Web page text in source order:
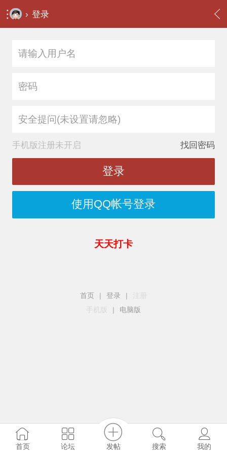
› 登录
安全提问(未设置请忽略)
手机版注册未开启 找回密码
登录
使用QQ帐号登录
天天打卡
首页 | 登录 |
手机版
| 电脑版
首页 论坛 发帖 搜索 我的